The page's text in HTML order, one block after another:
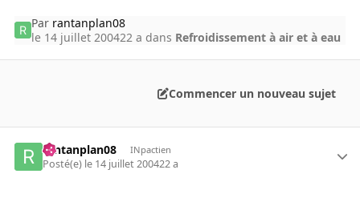
Par rantanplan08
le 14 juillet 200422 a dans Refroidissement à air et à eau
Commencer un nouveau sujet
rantanplan08 INpactien
Posté(e) le 14 juillet 200422 a